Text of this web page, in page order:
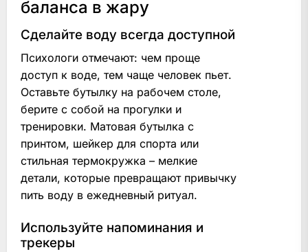
баланса в жару
Сделайте воду всегда доступной
Психологи отмечают: чем проще
доступ к воде, тем чаще человек пьет.
Оставьте бутылку на рабочем столе,
берите с собой на прогулки и
тренировки. Матовая бутылка с
принтом, шейкер для спорта или
стильная термокружка – мелкие
детали, которые превращают привычку
пить воду в ежедневный ритуал.
Используйте напоминания и
трекеры